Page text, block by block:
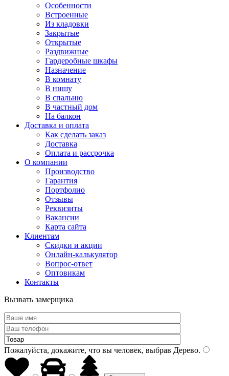
Особенности
Встроенные
Из кладовки
Закрытые
Открытые
Раздвижные
Гардеробные шкафы
Назначение
В комнату
В нишу
В спальню
В частный дом
На балкон
Доставка и оплата
Как сделать заказ
Доставка
Оплата и рассрочка
О компании
Производство
Гарантия
Портфолио
Отзывы
Реквизиты
Вакансии
Карта сайта
Клиентам
Скидки и акции
Онлайн-калькулятор
Вопрос-ответ
Оптовикам
Контакты
Вызвать замерщика
Пожалуйста, докажите, что вы человек, выбрав Дерево.